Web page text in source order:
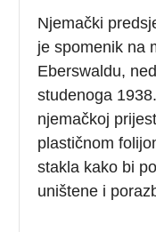
Njemački
je spomenik na
Eberswaldu,
studenoga
njemačkoj
plastičnom
stakla kako bi
uništene i